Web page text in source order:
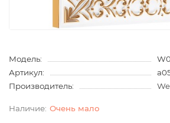
Модель:
Артикул:
Производитель:
Очень мало